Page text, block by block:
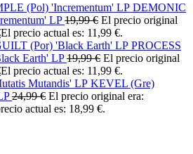
DEMONIC
LP 19,99€ El precio original
El precio actual es: 11,99 €.
PROCESS
Earth' LP 19,99€ El precio original
El precio actual es: 11,99 €.
KEVEL (Gre)
24,99€ El precio original era:
actual es: 18,99 €.